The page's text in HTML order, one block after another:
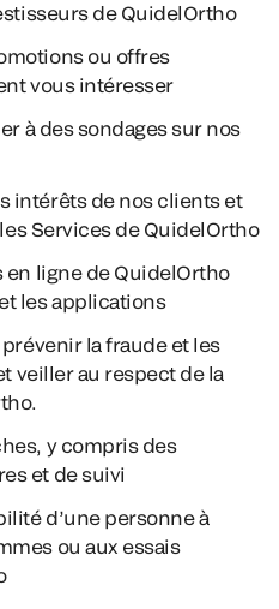
de QuidelOrtho
ou offres
vous intéresser
à des sondages sur nos
intérêts de nos clients et
Services de QuidelOrtho
ligne de QuidelOrtho
les applications
la fraude et les
veiller au respect de la
y compris des
et de suivi
d’une personne à
ou aux essais